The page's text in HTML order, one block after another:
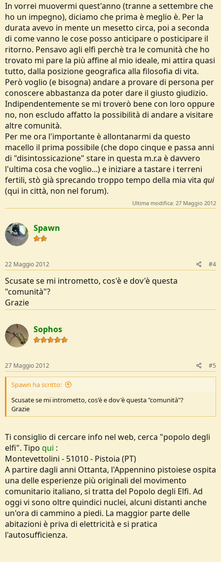
In vorrei muovermi quest'anno (tranne a settembre che
ho un impegno), diciamo che prima è meglio è. Per la
durata avevo in mente un mesetto circa, poi a seconda
di come vanno le cose posso anticipare o posticipare il
ritorno. Pensavo agli elfi perchè tra le comunità che ho
trovato mi pare la più affine al mio ideale, mi attira quasi
tutto, dalla posizione geografica alla filosofia di vita.
Però voglio (e bisogna) andare a provare di persona per
conoscere abbastanza da poter dare il giusto giudizio.
Indipendentemente se mi troverò bene con loro oppure
no, non escludo affatto la possibilità di andare a visitare
altre comunità.
Per me ora l'importante è allontanarmi da questo
macello il prima possibile (che dopo cinque e passa anni
di "disintossicazione" stare in questa m.r.a è davvero
l'ultima cosa che voglio...) e iniziare a tastare i terreni
fertili, stò già sprecando troppo tempo della mia vita qui
(qui in città, non nel forum).
Ultima modifica: 27 Maggio 2012
Spawn
22 Maggio 2012 #4
Scusate se mi intrometto, cos'è e dov'è questa
"comunità"?
Grazie
Sophos
27 Maggio 2012 #5
Spawn ha scritto:
Scusate se mi intrometto, cos'è e dov'è questa "comunità"?
Grazie
Ti consiglio di cercare info nel web, cerca "popolo degli
elfi". Tipo qui :
Montevettolini - 51010 - Pistoia (PT)
A partire dagli anni Ottanta, l'Appennino pistoiese ospita
una delle esperienze più originali del movimento
comunitario italiano, si tratta del Popolo degli Elfi. Ad
oggi vi sono oltre quindici nuclei, alcuni distanti anche
un'ora di cammino a piedi. La maggior parte delle
abitazioni è priva di elettricità e si pratica
l'autosufficienza.